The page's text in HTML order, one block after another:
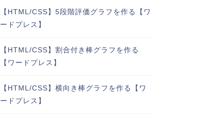
【HTML/CSS】5段階評価グラフを作る【ワ
ードプレス】
【HTML/CSS】割合付き棒グラフを作る
【ワードプレス】
【HTML/CSS】横向き棒グラフを作る【ワ
ードプレス】